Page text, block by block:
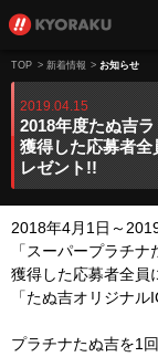
TOP > 新着情報 > お知らせ
2019.04.15
2018年度たぬ吉
獲得した応募者
レゼント!!
2018年4月1日～
「スーパープラチ
獲得した応募者全員
「たぬ吉オリジナ
プラチナたぬ吉を1